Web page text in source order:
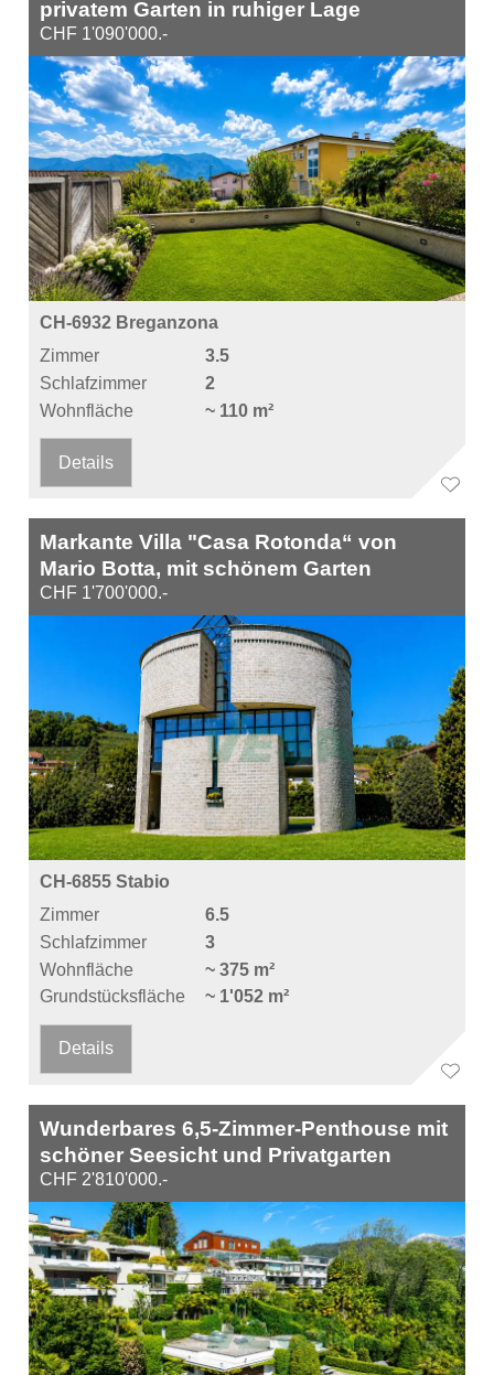
privatem Garten in ruhiger Lage
CHF 1'090'000.-
CH-6932 Breganzona
Zimmer
3.5
Schlafzimmer
2
Wohnfläche
~ 110 m²
Details
Markante Villa "Casa Rotonda“ von
Mario Botta, mit schönem Garten
CHF 1'700'000.-
CH-6855 Stabio
Zimmer
6.5
Schlafzimmer
3
Wohnfläche
~ 375 m²
Grundstücksfläche
~ 1'052 m²
Details
Wunderbares 6,5-Zimmer-Penthouse mit
schöner Seesicht und Privatgarten
CHF 2'810'000.-